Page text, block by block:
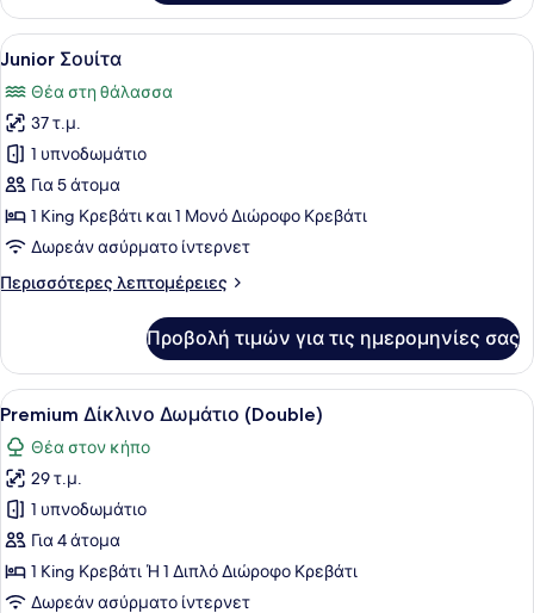
Σουίτα,
Θέα
στη
Προβολή
όλων
των
φωτογραφιών
για
Junior
Σουίτα
Ένα σύγχρονο δωμάτιο
3
Junior Σουίτα
Θέα στη θάλασσα
37 τ.μ.
1 υπνοδωμάτιο
Για 5 άτομα
1 King Κρεβάτι και 1 Μονό Διώροφο Κρεβάτι
Δωρεάν ασύρματο ίντερνετ
Περισσότερες λεπτομέρειες
Περισσότερες
Σουίτα
Προβολή τιμών για τις ημερομηνίες σας
Προβολή
όλων
των
φωτογραφιών
για
Premium
Δίκλινο
Δωμάτιο
Ένα σύγχρονο δωμάτιο
3
Premium Δίκλινο Δωμάτιο (Double)
Θέα στον κήπο
29 τ.μ.
1 υπνοδωμάτιο
Για 4 άτομα
1 King Κρεβάτι Ή 1 Διπλό Διώροφο Κρεβάτι
Δωρεάν ασύρματο ίντερνετ